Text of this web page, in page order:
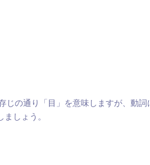
の通り「目」を意味しますが、動
しょう。